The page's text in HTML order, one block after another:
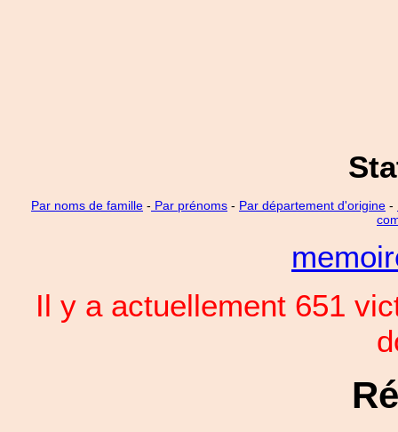
Par noms de famille - Par prénoms - Par département d'origine -
Il y a actuellement 651